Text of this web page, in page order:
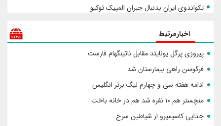
تکواندوی ایران بدنبال جبران المپیک توکیو
اخبارمرتبط
پیروزی پرگل یونایتد مقابل ناتینگهام فارست
فرگوسن راهی بیمارستان شد
ادامه هفته سی و چهارم لیگ برتر انگلیس
منچستر هم ۱۰ نفره شد هم در خانه باخت
جدایی کاسیمیرو از شیاطین سرخ